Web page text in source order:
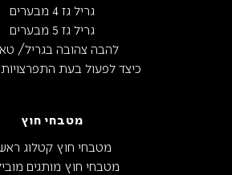
גריל גז 4 מבערים
גריל גז 5 מבערים
להבה צהובה בגריל/
כיצד לפעול בעת
מטבחי חוץ
מטבחי חוץ קטלוג
מטבחי חוץ מותגים